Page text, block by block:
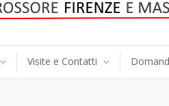
Visite e Contatti